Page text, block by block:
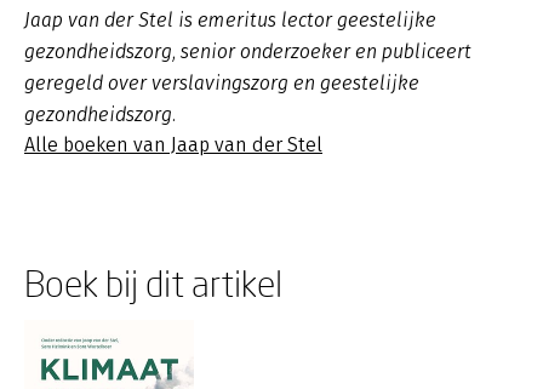
Jaap van der Stel is emeritus lector geestelijke
gezondheidszorg, senior onderzoeker en publiceert
geregeld over verslavingszorg en geestelijke
gezondheidszorg.
Alle boeken van Jaap van der Stel
Boek bij dit artikel